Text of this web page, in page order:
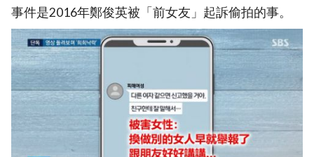
事件是2016年鄭俊英被「前女友」起訴偷拍的事。